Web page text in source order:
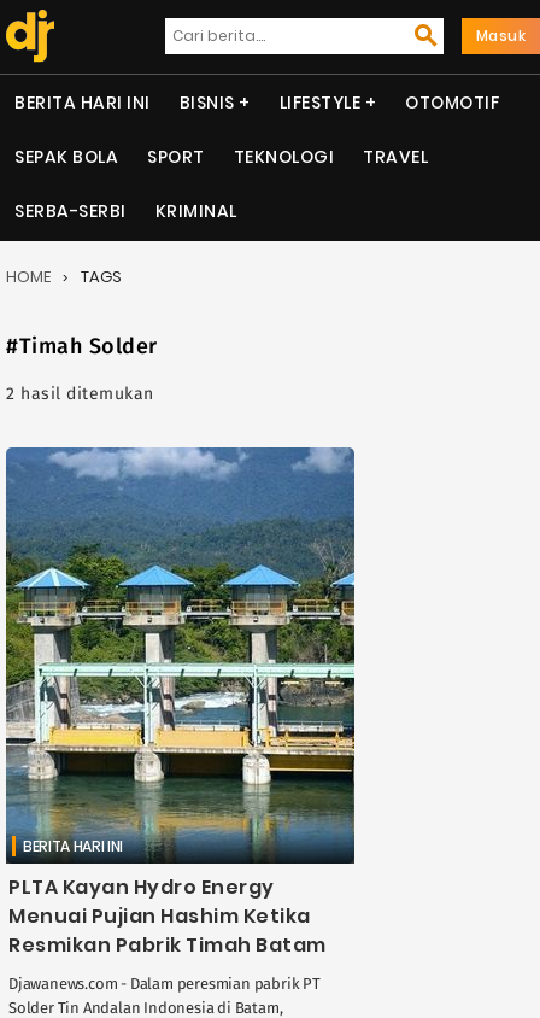
Masuk
BERITA HARI INI BISNIS LIFESTYLE OTOMOTIF
SEPAK BOLA SPORT TEKNOLOGI TRAVEL
SERBA-SERBI KRIMINAL
HOME TAGS
#Timah Solder
2 hasil ditemukan
BERITA HARI INI
PLTA Kayan Hydro Energy
Menuai Pujian Hashim Ketika
Resmikan Pabrik Timah Batam
Djawanews.com - Dalam peresmian pabrik PT
Solder Tin Andalan Indonesia di Batam,